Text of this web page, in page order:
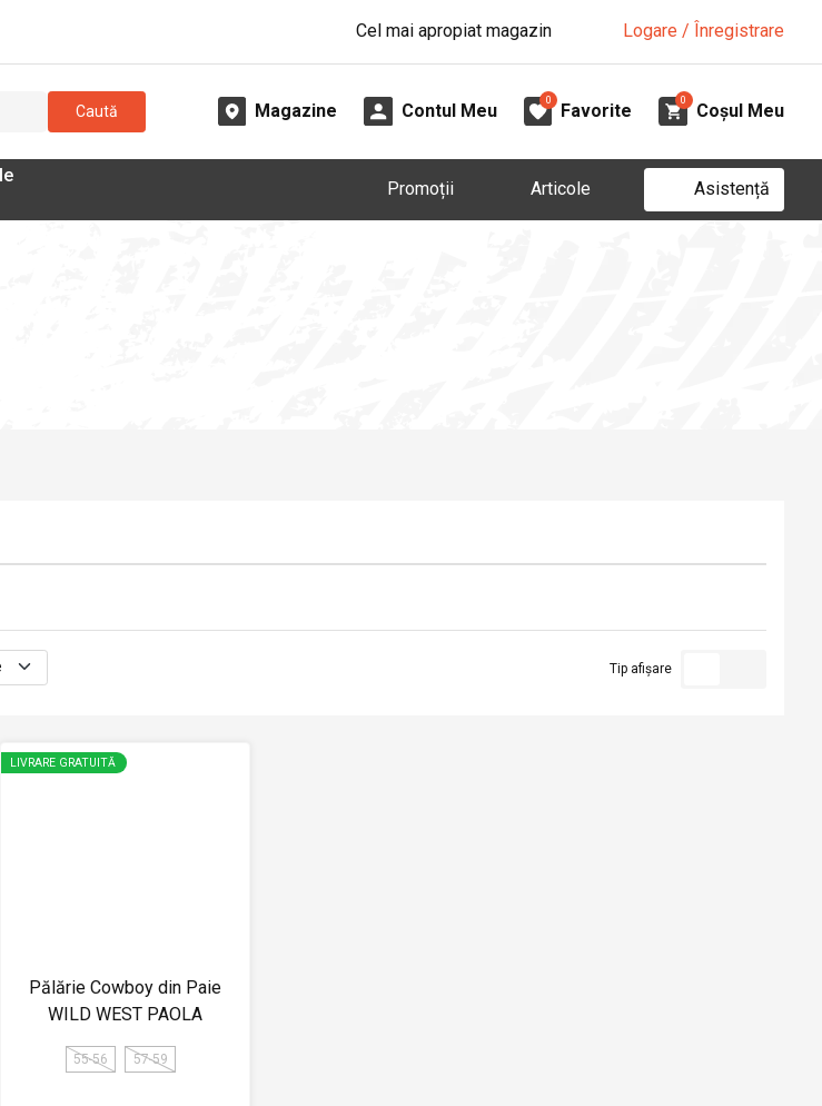
Cel mai apropiat magazin Logare / Înregistrare
Caută Magazine Contul Meu
0
Favorite
0
Coșul Meu
Promoții Articole Asistență
Tip afișare
LIVRARE GRATUITĂ
Pălărie Cowboy din Paie
WILD WEST PAOLA
55-56 57-59